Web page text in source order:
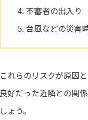
不審者の出入り
台風などの災害
これらのリスクが原因
良好だった近隣との関
しょう。